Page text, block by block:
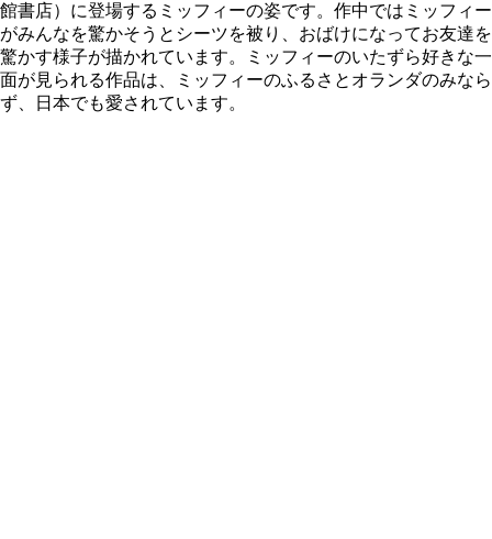
館書店）に登場するミッフィーの姿です。作中ではミッフィー
がみんなを驚かそうとシーツを被り、おばけになってお友達を
驚かす様子が描かれています。ミッフィーのいたずら好きな一
面が見られる作品は、ミッフィーのふるさとオランダのみなら
ず、日本でも愛されています。